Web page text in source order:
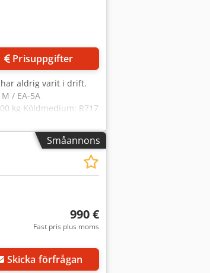
Prisuppgifter
har aldrig varit i drift.
/ EA-5A
kg Köldmedium: R717
2019, NH3 /
2 köldmediepumpar,
Aisk Sgwajieha
stålplattform,
Småannons
990 €
Fast pris plus moms
Skicka förfrågan